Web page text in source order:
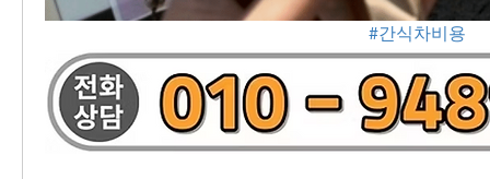
#간식차비용